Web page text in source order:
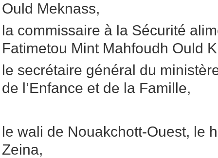
Ould Meknass,
la commissaire à la Sécurité
Fatimetou Mint Mahfoudh Ould
le secrétaire général du
de l’Enfance et de la Famille,
le wali de Nouakchott-Ouest, le
Zeina,